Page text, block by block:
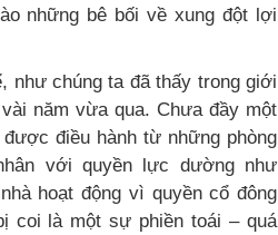
những bê bối về xung đột lợi
như chúng ta đã thấy trong giới
năm vừa qua. Chưa đầy một
điều hành từ những phòng
với quyền lực dường như
hoạt động vì quyền cổ đông
coi là một sự phiền toái – quá